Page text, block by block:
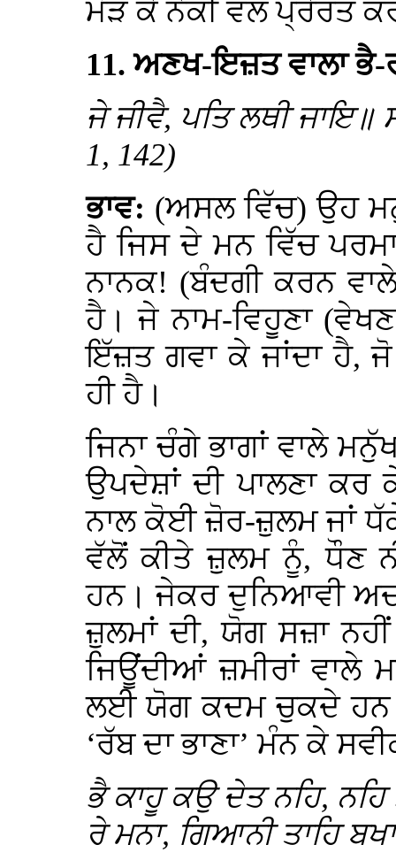
ਮੋੜ ਕੇ ਨੇਕੀ ਵੱਲ ਪ੍ਰੇਰਤ
11. ਅਣਖ-ਇਜ਼ਤ ਵਾਲਾ ਭੈ-
ਜੇ ਜੀਵੈ, ਪਤਿ ਲਥੀ ਜਾਇ॥
1, 142)
ਭਾਵ: (ਅਸਲ ਵਿੱਚ) ਉਹ
ਹੈ ਜਿਸ ਦੇ ਮਨ ਵਿੱਚ
ਨਾਨਕ! (ਬੰਦਗੀ ਕਰਨ
ਹੈ। ਜੇ ਨਾਮ-ਵਿਹੂਣਾ
ਇੱਜ਼ਤ ਗਵਾ ਕੇ ਜਾਂਦਾ ਹੈ, ਜੋ
ਹੀ ਹੈ।
ਜਿਨਾ ਚੰਗੇ ਭਾਗਾਂ ਵਾਲੇ
ਉਪਦੇਸ਼ਾਂ ਦੀ ਪਾਲਣਾ ਕਰ
ਨਾਲ ਕੋਈ ਜ਼ੋਰ-ਜ਼ੁਲਮ ਜਾਂ
ਵੱਲੋਂ ਕੀਤੇ ਜ਼ੁਲਮ ਨੂੰ, ਧੌਣ
ਹਨ। ਜੇਕਰ ਦੁਨਿਆਵੀ
ਜ਼ੁਲਮਾਂ ਦੀ, ਯੋਗ ਸਜ਼ਾ
ਜਿਊਂਦੀਆਂ ਜ਼ਮੀਰਾਂ ਵਾਲੇ
ਲਈ ਯੋਗ ਕਦਮ ਚੁਕਦੇ ਹਨ
‘ਰੱਬ ਦਾ ਭਾਣਾ’ ਮੰਨ ਕੇ
ਭੈ ਕਾਹੂ ਕਉ ਦੇਤ ਨਹਿ,
ਰੇ ਮਨਾ, ਗਿਆਨੀ ਤਾਹਿ